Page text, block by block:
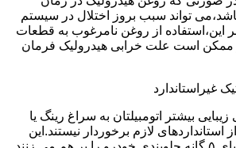
تواند سبب بروز اختلال در سیستم
این،استفاده از روغن نامرغوب به قطعات
ممکن است علت خرابی هیدرولیک فرمان
غیراستاندارد
بیشتر اتومبیلتان به سراغ رینگ یا
استانداردهای لازم برخوردار نیستند.این